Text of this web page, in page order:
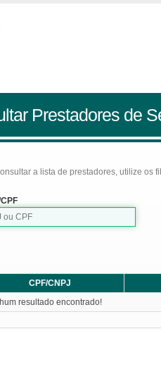
Prestadores de
a lista de prestadores, utilize os
CPF/CNPJ
resultado encontrado!